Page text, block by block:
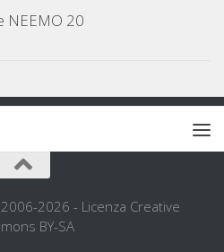
NEEMO 20
2026 - Licenza Creative
BY-SA